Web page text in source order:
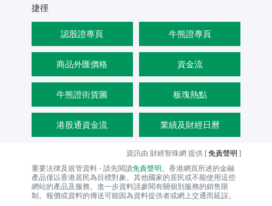
捷徑
認股證專頁 牛熊證專頁
商品外匯價格 資金流
牛熊證街貨圖 板塊熱點
港股通資金流 業績及財經日曆
資訊由 財經智珠網 提供 [免責聲明 ]
重要法律及規管資料 - 請先閱讀免責聲明 。香港網頁所述的金融
產品僅以香港居民為目標對象。其他國家的居民或不能使用這些
網站的產品及服務。進一步資料請參閱有關個別服務的銷售限
制。報價或資料的傳送可能因為資料提供者或網上交通而延誤。